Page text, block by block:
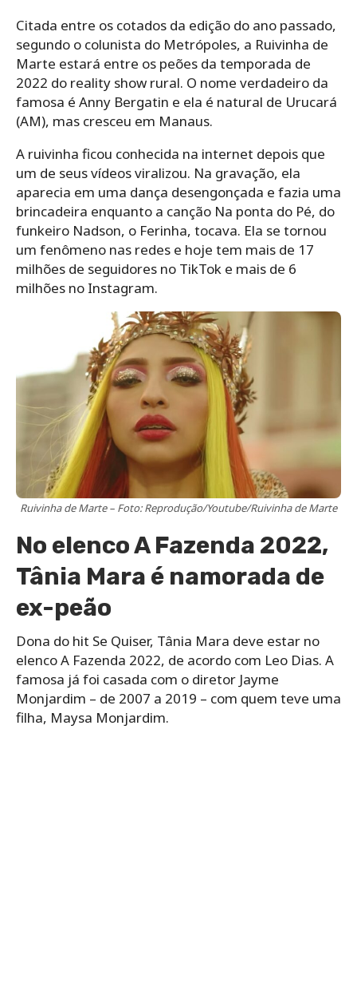
Citada entre os cotados da edição do ano passado,
segundo o colunista do Metrópoles, a Ruivinha de
Marte estará entre os peões da temporada de
2022 do reality show rural. O nome verdadeiro da
famosa é Anny Bergatin e ela é natural de Urucará
(AM), mas cresceu em Manaus.
A ruivinha ficou conhecida na internet depois que
um de seus vídeos viralizou. Na gravação, ela
aparecia em uma dança desengonçada e fazia uma
brincadeira enquanto a canção Na ponta do Pé, do
funkeiro Nadson, o Ferinha, tocava. Ela se tornou
um fenômeno nas redes e hoje tem mais de 17
milhões de seguidores no TikTok e mais de 6
milhões no Instagram.
Ruivinha de Marte – Foto: Reprodução/Youtube/Ruivinha de Marte
No elenco A Fazenda 2022,
Tânia Mara é namorada de
ex-peão
Dona do hit Se Quiser, Tânia Mara deve estar no
elenco A Fazenda 2022, de acordo com Leo Dias. A
famosa já foi casada com o diretor Jayme
Monjardim – de 2007 a 2019 – com quem teve uma
filha, Maysa Monjardim.